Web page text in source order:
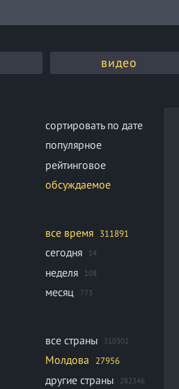
видео
сортировать по дате
популярное
рейтинговое
обсуждаемое
все время 311891
сегодня 14
неделя 108
месяц 773
все страны 310302
Молдова 27956
другие страны 282346